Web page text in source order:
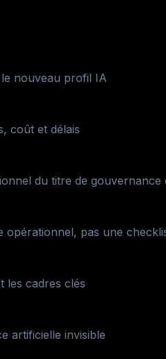
nouveau profil IA
coût et délais
du titre de gouvernance
opérationnel, pas une
les cadres clés
artificielle invisible